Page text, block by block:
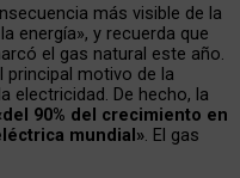
más visible de la
energía», y recuerda que
el gas natural este año.
principal motivo de la
electricidad. De hecho, la
90% del crecimiento en
mundial» . El gas